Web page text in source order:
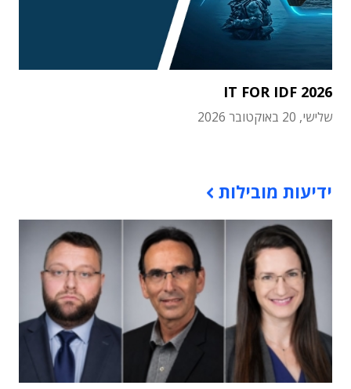
IT FOR IDF 2026
שלישי, 20 באוקטובר 2026
ידיעות מובילות